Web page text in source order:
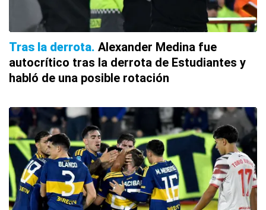
Tras la derrota Alexander Medina fue
autocrítico tras la derrota de Estudiantes y
habló de una posible rotación